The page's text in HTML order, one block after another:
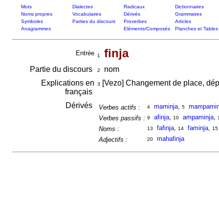
Mots Dialectes Radicaux
Dictionnaires
Noms propres
Vocabulaires Dérivés
Grammaires
Symboles
Parties du discours Proverbes
Articles
Anagrammes
Eléments/Composés Planches et Tables
Entrée 1 finja
Partie du discours 2
nom
Explications en
français
3 [Vezo] Changement de place,
Dérivés Verbes actifs : 4 maminja, 5
Verbes passifs : 9 afinja, 10 ampaminja,
Noms : 13 fafinja, 14 faminja, 15
Adjectifs : 20 mahafinja